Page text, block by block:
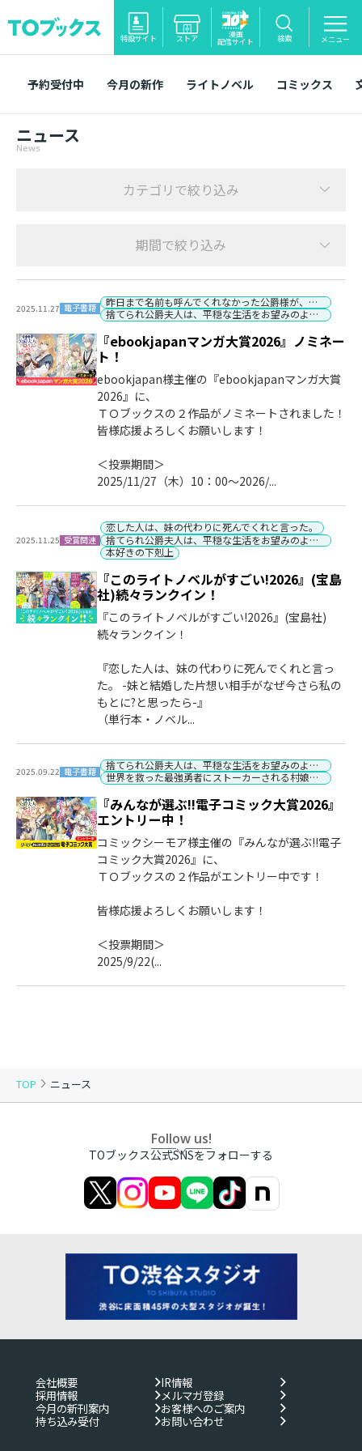
特設サイト ストア 漫画
配信サイト 検索 メニュー
予約受付中 今月の新作 ライトノベル コミックス
TOP ニュース
ニュース
News
カテゴリで絞り込み
期間で絞り込み
2025.11.27 電子書籍
昨日まで名前も呼んでくれなかった公爵様が、急に溺愛してくるのですが？
捨てられ公爵夫人は、平穏な生活をお望みのようです
『ebookjapanマンガ大賞2026』ノミネー
ト！
ebookjapan様主催の『ebookjapanマンガ大賞
2026』に、
ＴＯブックスの２作品がノミネートされました！
皆様応援よろしくお願いします！
＜投票期間＞
2025/11/27（木）10：00～2026/...
2025.11.25 受賞関連
恋した人は、妹の代わりに死んでくれと言った。
捨てられ公爵夫人は、平穏な生活をお望みのようです
本好きの下剋上
『このライトノベルがすごい!2026』(宝島
社)続々ランクイン！
『このライトノベルがすごい!2026』(宝島社)
続々ランクイン！
『恋した人は、妹の代わりに死んでくれと言っ
た。 -妹と結婚した片想い相手がなぜ今さら私の
もとに?と思ったら-』
（単行本・ノベル...
2025.09.22 電子書籍
捨てられ公爵夫人は、平穏な生活をお望みのようです
世界を救った最強勇者にストーカーされる村娘の話
『みんなが選ぶ!!電子コミック大賞2026』
エントリー中！
コミックシーモア様主催の『みんなが選ぶ!!電子
コミック大賞2026』に、
ＴＯブックスの２作品がエントリー中です！
皆様応援よろしくお願いします！
＜投票期間＞
2025/9/22(...
Follow us!
TOブックス公式SNSをフォローする
会社概要
IR情報
採用情報
メルマガ登録
今月の新刊案内
お客様へのご案内
持ち込み受付
お問い合わせ